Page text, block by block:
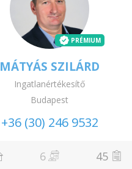
PRÉMIUM
MÁTYÁS SZILÁRD
Ingatlanértékesítő
Budapest
+36 (30) 246 9532
6 45